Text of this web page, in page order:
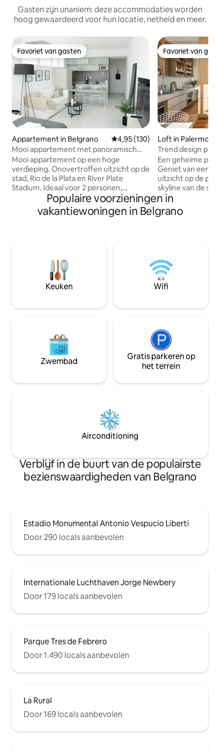
Gasten zijn unaniem: deze accommodaties worden
hoog gewaardeerd voor hun locatie, netheid en meer.
Favoriet van gasten
Favoriet van gasten
Appartement in Belgrano Gemiddelde beoordeling van
4,95 (130)
Mooi appartement met panoramisch
uitzicht
Mooi appartement op een hoge
verdieping. Onovertroffen uitzicht op de
stad, Rio de la Plata en River Plate
Stadium. Ideaal voor 2 personen,
queensize bed. Volledig uitgeruste
keuken. Elektrische oven/fornuis,
koelkast met vriezer, magnetron,
toegang tot toeristische en
werkpunten. Gastronomisch aanbod,
supermarkten, ICBA, Fleni en
bezienswaardigheden op een paar
Favoriet van
Favoriet van
Loft in Palermo
Trend design
met uitzicht op
Een geheime
Geniet van een
uitzicht op de
skyline van de
over de rivier de
in Libertador
meest verfijnde
designdetails en
bekroond in
designmagazines. Leef een
Buenos Aires.
Populaire voorzieningen in
vakantiewoningen in Belgrano
Keuken Wifi
Zwembad
Gratis parkeren op
het terrein
Airconditioning
Verblijf in de buurt van de populairste
bezienswaardigheden van Belgrano
Estadio Monumental Antonio Vespucio Liberti
Door 290 locals aanbevolen
Internationale Luchthaven Jorge Newbery
Door 179 locals aanbevolen
Parque Tres de Febrero
Door 1.490 locals aanbevolen
La Rural
Door 169 locals aanbevolen